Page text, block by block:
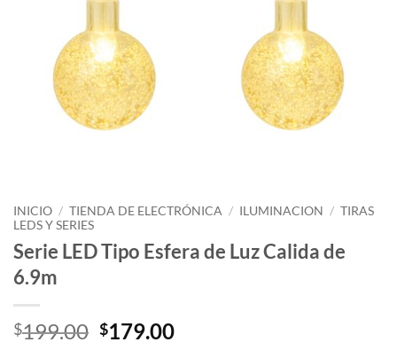
INICIO / TIENDA DE ELECTRÓNICA / ILUMINACION / TIRAS
LEDS Y SERIES
Serie LED Tipo Esfera de Luz Calida de
6.9m
$199.00 Original
$179.00Current